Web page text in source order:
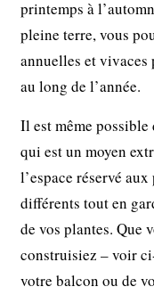
printemps à
pleine terre, vous
annuelles et
au long de l’année.
Il est même possible
qui est un moyen
l’espace réservé
différents tout en
de vos plantes. Que
construisiez – voir
votre balcon ou de